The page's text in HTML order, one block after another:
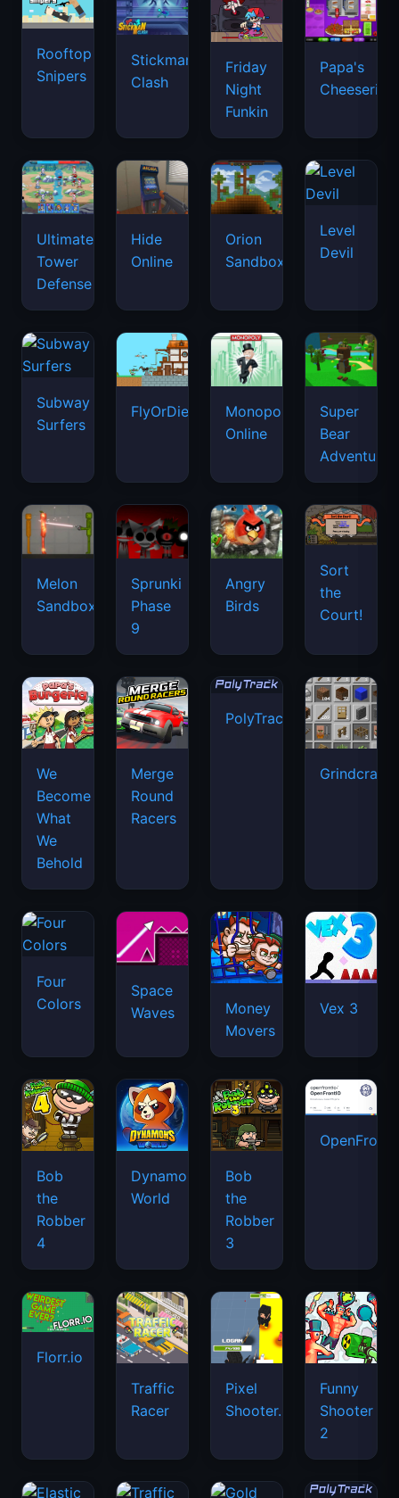
Rooftop
Snipers
Stickman
Clash
Friday
Night
Funkin
Papa's
Cheeseria
Ultimate
Tower
Defense
Hide
Online
Orion
Sandbox
Level
Devil
Subway
Surfers
FlyOrDie.io
Monopoly
Online
Super
Bear
Adventure
Melon
Sandbox
Sprunki
Phase
9
Angry
Birds
Sort
the
Court!
We
Become
What
We
Behold
Merge
Round
Racers
PolyTrack
Grindcraft
Four
Colors
Space
Waves
Money
Movers
Vex 3
Bob
the
Robber
4
Dynamons
World
Bob
the
Robber
3
Florr.io
Traffic
Racer
Pixel
Shooter.IO
Funny
Shooter
2